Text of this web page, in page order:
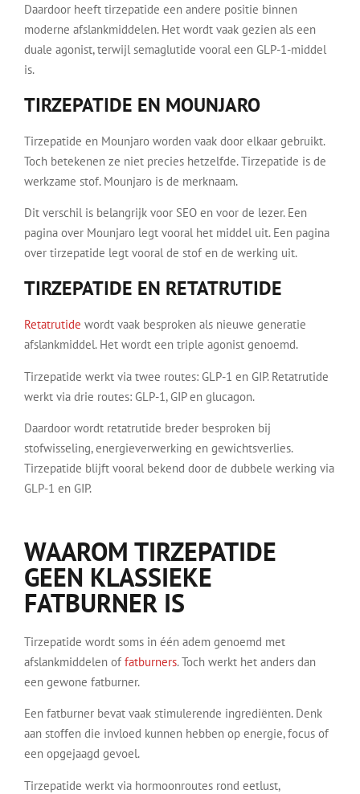
Daardoor heeft tirzepatide een andere positie binnen
moderne afslankmiddelen. Het wordt vaak gezien als een
duale agonist, terwijl semaglutide vooral een GLP-1-middel
is.
TIRZEPATIDE EN MOUNJARO
Tirzepatide en Mounjaro worden vaak door elkaar gebruikt.
Toch betekenen ze niet precies hetzelfde. Tirzepatide is de
werkzame stof. Mounjaro is de merknaam.
Dit verschil is belangrijk voor SEO en voor de lezer. Een
pagina over Mounjaro legt vooral het middel uit. Een pagina
over tirzepatide legt vooral de stof en de werking uit.
TIRZEPATIDE EN RETATRUTIDE
Retatrutide wordt vaak besproken als nieuwe generatie
afslankmiddel. Het wordt een triple agonist genoemd.
Tirzepatide werkt via twee routes: GLP-1 en GIP. Retatrutide
werkt via drie routes: GLP-1, GIP en glucagon.
Daardoor wordt retatrutide breder besproken bij
stofwisseling, energieverwerking en gewichtsverlies.
Tirzepatide blijft vooral bekend door de dubbele werking via
GLP-1 en GIP.
WAAROM TIRZEPATIDE
GEEN KLASSIEKE
FATBURNER IS
Tirzepatide wordt soms in één adem genoemd met
afslankmiddelen of fatburners. Toch werkt het anders dan
een gewone fatburner.
Een fatburner bevat vaak stimulerende ingrediënten. Denk
aan stoffen die invloed kunnen hebben op energie, focus of
een opgejaagd gevoel.
Tirzepatide werkt via hormoonroutes rond eetlust,